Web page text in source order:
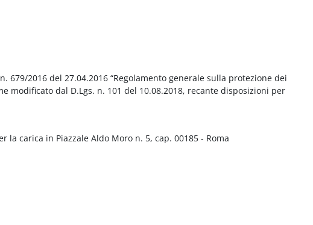
2016 del 27.04.2016 “Regolamento generale sulla protezione dei
modificato dal D.Lgs. n. 101 del 10.08.2018, recante disposizioni per
carica in Piazzale Aldo Moro n. 5, cap. 00185 - Roma